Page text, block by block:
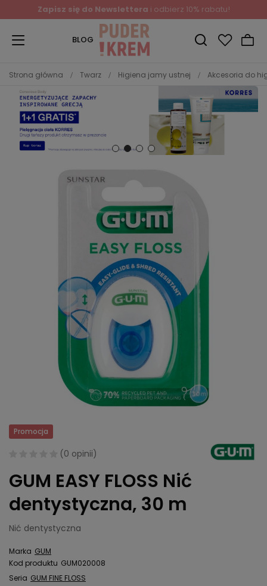
Zapisz się do Newslettera i odbierz 10% rabatu!
BLOG
Strona główna Twarz Higiena jamy ustnej Akcesoria do
Promocja
(0 opinii)
GUM EASY FLOSS Nić
dentystyczna, 30 m
Nić dentystyczna
Marka GUM
Kod produktu GUM020008
Seria GUM FINE FLOSS